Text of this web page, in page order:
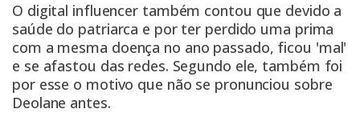
O digital influencer também contou que devido a
saúde do patriarca e por ter perdido uma prima
com a mesma doença no ano passado, ficou 'mal'
e se afastou das redes. Segundo ele, também foi
por esse o motivo que não se pronunciou sobre
Deolane antes.